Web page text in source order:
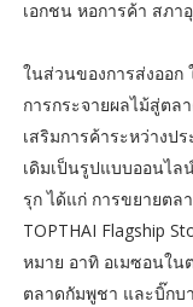
เอกชน หอการค้า สภา
ในส่วนของการส่งออ
การกระจายผลไม้สู่ตล
เสริมการค้าระหว่างป
เดิมเป็นรูปแบบออนไล
รุก ได้แก่ การขยายตล
TOPTHAI Flagship
หมาย อาทิ อเมซอนใ
ตลาดกัมพูชา และบิ๊กบ